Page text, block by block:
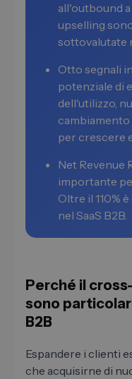
all'outbound
upselling
sottovalutate
Otto segnali
potenziale di
dell'utilizzo,
per crescere
Net Revenue
importante
Oltre il 110%
nel SaaS B2B.
Perché il
sono
B2B
Espandere i clienti
che acquisirne di